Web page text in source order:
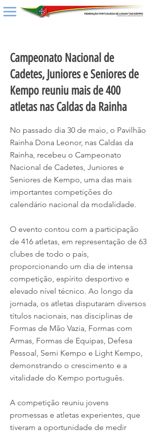
Campeonato Nacional de
Cadetes, Juniores e Seniores de
Kempo reuniu mais de 400
atletas nas Caldas da Rainha
No passado dia 30 de maio, o Pavilhão
Rainha Dona Leonor, nas Caldas da
Rainha, recebeu o Campeonato
Nacional de Cadetes, Juniores e
Seniores de Kempo, uma das mais
importantes competições do
calendário nacional da modalidade.
O evento contou com a participação
de 416 atletas, em representação de 63
clubes de todo o país,
proporcionando um dia de intensa
competição, espírito desportivo e
elevado nível técnico. Ao longo da
jornada, os atletas disputaram diversos
títulos nacionais, nas disciplinas de
Formas de Mão Vazia, Formas com
Armas, Formas de Equipas, Defesa
Pessoal, Semi Kempo e Light Kempo,
demonstrando o crescimento e a
vitalidade do Kempo português.
A competição reuniu jovens
promessas e atletas experientes, que
tiveram a oportunidade de medir